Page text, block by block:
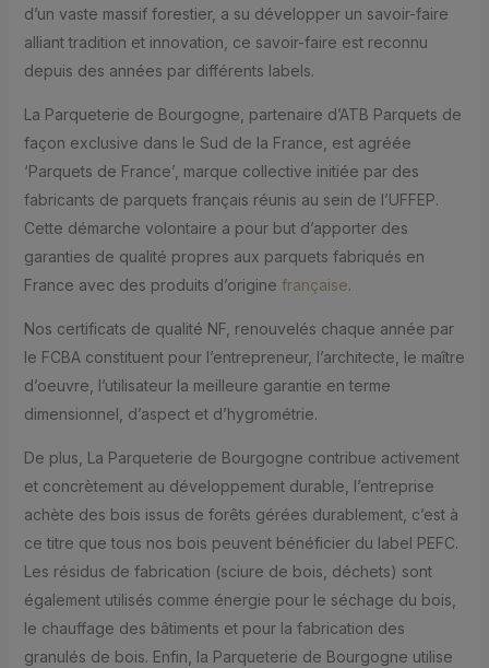
d’un vaste massif forestier, a su développer un savoir-faire
alliant tradition et innovation, ce savoir-faire est reconnu
depuis des années par différents labels.
La Parqueterie de Bourgogne, partenaire d’ATB Parquets de
façon exclusive dans le Sud de la France, est agréée
‘Parquets de France’, marque collective initiée par des
fabricants de parquets français réunis au sein de l’UFFEP.
Cette démarche volontaire a pour but d’apporter des
garanties de qualité propres aux parquets fabriqués en
France avec des produits d’origine française.
Nos certificats de qualité NF, renouvelés chaque année par
le FCBA constituent pour l’entrepreneur, l’architecte, le maître
d’oeuvre, l’utilisateur la meilleure garantie en terme
dimensionnel, d’aspect et d’hygrométrie.
De plus, La Parqueterie de Bourgogne contribue activement
et concrètement au développement durable, l’entreprise
achète des bois issus de forêts gérées durablement, c’est à
ce titre que tous nos bois peuvent bénéficier du label PEFC.
Les résidus de fabrication (sciure de bois, déchets) sont
également utilisés comme énergie pour le séchage du bois,
le chauffage des bâtiments et pour la fabrication des
granulés de bois. Enfin, la Parqueterie de Bourgogne utilise